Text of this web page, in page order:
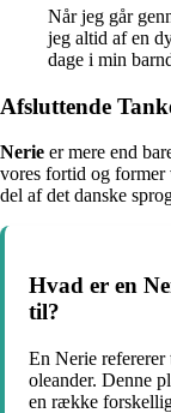
Når jeg går
jeg altid af en
dage i min
Afsluttende
Nerie er mere end
vores fortid og
del af det danske
Hvad er en
til?
En Nerie
oleander. Denne
en række